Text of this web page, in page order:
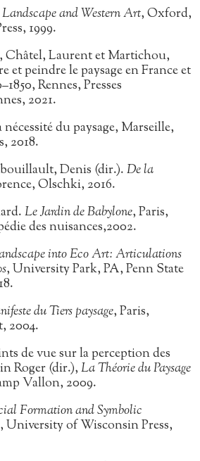
Landscape and Western Art, Oxford,
1999.
Châtel, Laurent et Martichou,
et peindre le paysage en France et
Rennes, Presses
2021.
nécessité du paysage, Marseille,
2018.
Denis (dir.).De la
Olschki, 2016.
Le Jardin de Babylone, Paris,
des nuisances,2002.
into Eco Art: Articulations
, University Park, PA, Penn State
du Tiers paysage, Paris,
2004.
de vue sur la perception des
Roger (dir.),La Théorie du Paysage
Vallon, 2009.
Formation and Symbolic
University of Wisconsin Press,